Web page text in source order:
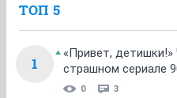
ТОП 5
1
«Привет,
страшном сериале
0 3